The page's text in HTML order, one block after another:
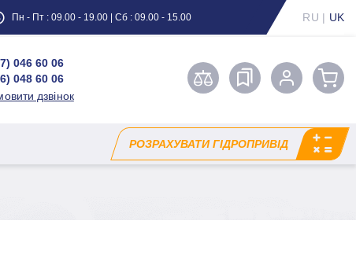
Пн - Пт : 09.00 - 19.00 | Сб : 09.00 - 15.00 RU | UK
046 60 06
048 60 06
дзвінок
РОЗРАХУВАТИ ГІДРОПРИВІД